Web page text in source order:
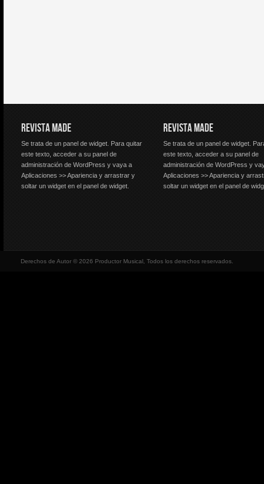
REVISTA MADE
Se trata de un panel de widget. Para quitar
este texto, acceder a su panel de
administración de WordPress y vaya a
Aplicaciones >> Apariencia y arrastrar y
soltar un widget en el panel de widget.
REVISTA MADE
Se trata de un panel de widget.
este texto, acceder a su panel de
administración de WordPress y
Aplicaciones >> Apariencia y
soltar un widget en el panel de
Derechos de Autor © 2026 Productor Musical, Todos los derechos reservados.